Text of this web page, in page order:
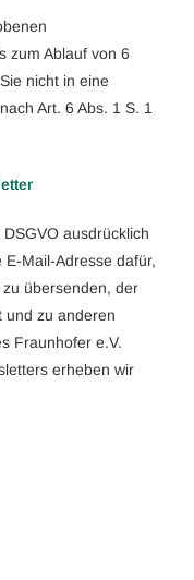
zum Ablauf von 6
nicht in eine
Art. 6 Abs. 1 S. 1
ausdrücklich
Mail-Adresse dafür,
übersenden, der
und zu anderen
Fraunhofer e.V.
erheben wir